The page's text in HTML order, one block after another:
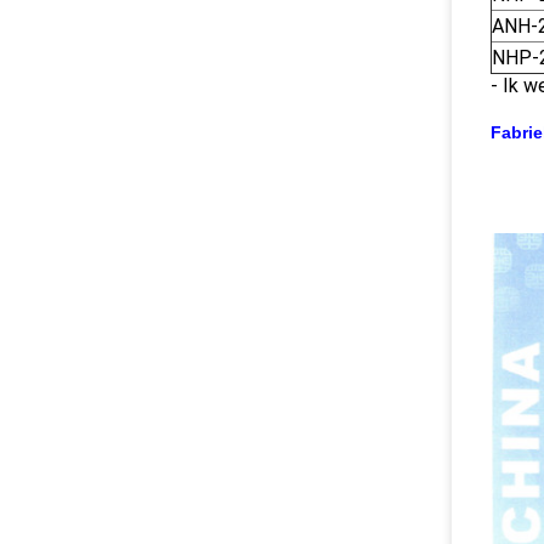
ANH-
- Ik